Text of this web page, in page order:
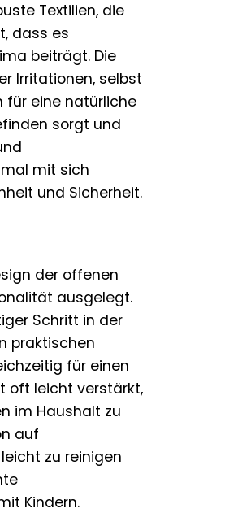
Textilien, die
dass es
beiträgt. Die
Irritationen, selbst
für eine natürliche
sorgt und
mit sich
und Sicherheit.
der offenen
ausgelegt.
Schritt in der
praktischen
für einen
oft leicht verstärkt,
im Haushalt zu
auf
zu reinigen
Kindern.